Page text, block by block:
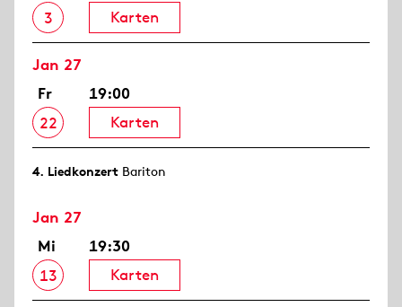
3
Karten
Jan 27
Fr
22
19:00
Karten
4. Lied­konzert Bariton
Jan 27
Mi
13
19:30
Karten